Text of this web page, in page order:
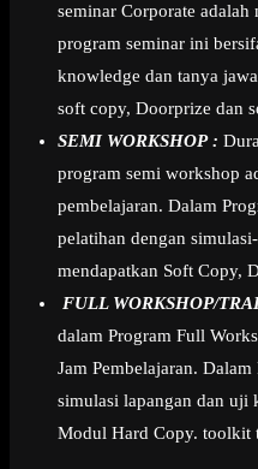
seminar Corporate
program seminar ini
knowledge dan tanya
soft copy, Doorprize dan
SEMI WORKSHOP :
program semi workshop
pembelajaran. Dalam
pelatihan dengan
mendapatkan Soft Copy,
FULL WORKSHOP/
dalam Program Full
Jam Pembelajaran.
simulasi lapangan dan uji
Modul Hard Copy. toolkit